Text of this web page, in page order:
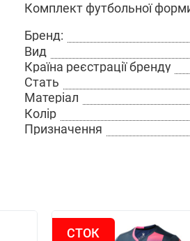
Комплект футбольної
Бренд:
Вид
Країна реєстрації бренду
Стать
Матеріал
Колір
Призначення
СТОК